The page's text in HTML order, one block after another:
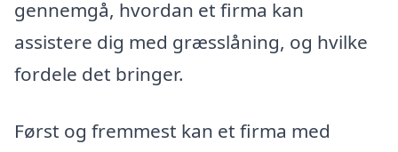
gennemgå, hvordan et firma kan
assistere dig med græsslåning, og hvilke
fordele det bringer.
Først og fremmest kan et firma med